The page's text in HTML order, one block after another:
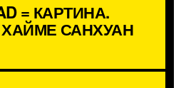
= КАРТИНА.
САНХУАН